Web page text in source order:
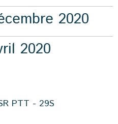
2020
2020
PTT - 29S